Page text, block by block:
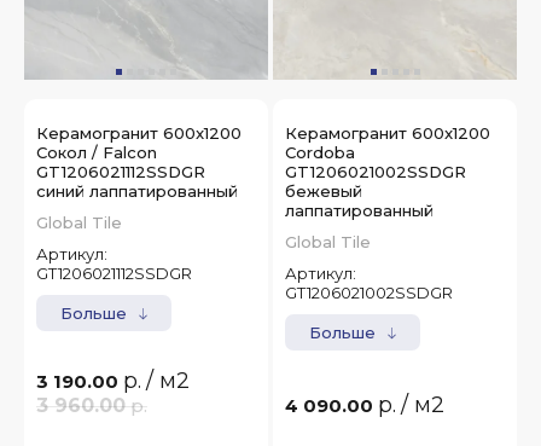
Керамогранит 600x1200
Сокол / Falcon
GT1206021112SSDGR
синий лаппатированный
Global Tile
Артикул:
GT1206021112SSDGR
Больше
3 190.00 р. / м2
3 960.00 р.
Керамогранит 600x1200
Cordoba
GT1206021002SSDGR
бежевый
лаппатированный
Global Tile
Артикул:
GT1206021002SSDGR
Больше
4 090.00 р. / м2